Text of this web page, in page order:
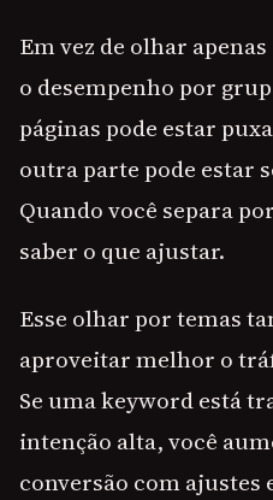
Em vez de olhar
o desempenho por
páginas pode estar
outra parte pode estar
Quando você separa
saber o que ajustar.
Esse olhar por temas
aproveitar melhor o
Se uma keyword está
intenção alta, você
conversão com ajustes